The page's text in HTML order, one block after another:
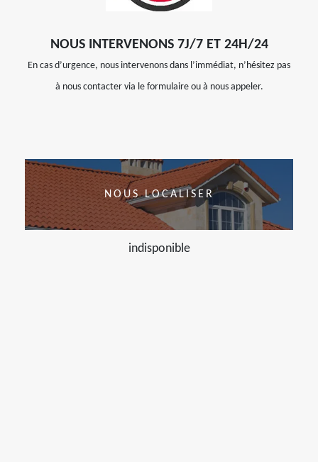
NOUS INTERVENONS 7J/7 ET 24H/24
En cas d’urgence, nous intervenons dans l’immédiat, n’hésitez pas
à nous contacter via le formulaire ou à nous appeler.
NOUS LOCALISER
indisponible